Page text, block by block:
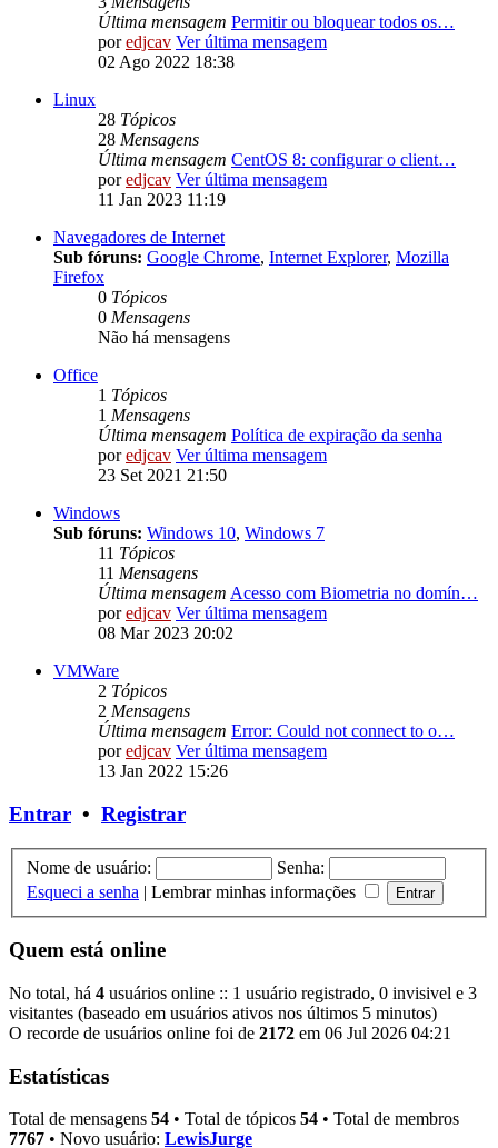
Última mensagem Permitir ou bloquear todos os…
poredjcav Ver última mensagem
02 Ago 2022 18:38
Linux
28 Tópicos
28 Mensagens
Última mensagem CentOS 8: configurar o client…
poredjcav Ver última mensagem
11 Jan 2023 11:19
Navegadores de Internet
Sub fóruns: Google Chrome, Internet Explorer, Mozilla
Firefox
0 Tópicos
0 Mensagens
Não há mensagens
Office
1 Tópicos
1 Mensagens
Última mensagem Política de expiração da senha
poredjcav Ver última mensagem
23 Set 2021 21:50
Windows
Sub fóruns: Windows 10, Windows 7
11 Tópicos
11 Mensagens
Última mensagem Acesso com Biometria no domín…
poredjcav Ver última mensagem
08 Mar 2023 20:02
VMWare
2 Tópicos
2 Mensagens
Última mensagem Error: Could not connect to o…
poredjcav Ver última mensagem
13 Jan 2022 15:26
Entrar • Registrar
Nome de usuário:
Senha:
Esqueci a senha | Lembrar minhas informações
Quem está online
No total, há 4 usuários online :: 1 usuário registrado, 0 invisivel e 3
visitantes (baseado em usuários ativos nos últimos 5 minutos)
O recorde de usuários online foi de 2172 em 06 Jul 2026 04:21
Estatísticas
Total de mensagens 54 • Total de tópicos 54 • Total de membros
7767 • Novo usuário: LewisJurge